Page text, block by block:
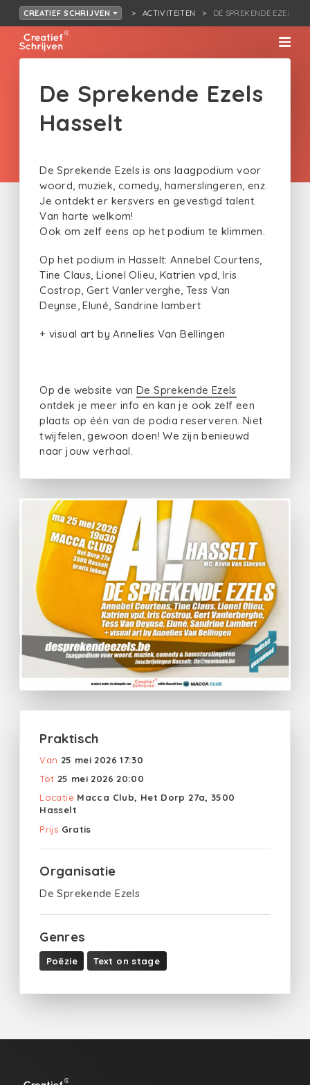
CREATIEF SCHRIJVEN ACTIVITEITEN DE SPREKENDE EZELS
De Sprekende Ezels
Hasselt
De Sprekende Ezels is ons laagpodium voor
woord, muziek, comedy, hamerslingeren, enz.
Je ontdekt er kersvers en gevestigd talent.
Van harte welkom!
Ook om zelf eens op het podium te klimmen.
Op het podium in Hasselt: Annebel Courtens,
Tine Claus, Lionel Olieu, Katrien vpd, Iris
Costrop, Gert Vanlerverghe, Tess Van
Deynse, Eluné, Sandrine lambert
+ visual art by Annelies Van Bellingen
Op de website van De Sprekende Ezels
ontdek je meer info en kan je ook zelf een
plaats op één van de podia reserveren. Niet
twijfelen, gewoon doen! We zijn benieuwd
naar jouw verhaal.
Praktisch
Van 25 mei 2026 17:30
Tot 25 mei 2026 20:00
Locatie Macca Club, Het Dorp 27a, 3500
Hasselt
Prijs Gratis
Organisatie
De Sprekende Ezels
Genres
Poëzie Text on stage